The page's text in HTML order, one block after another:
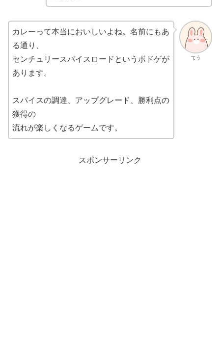
てう
カレーって本当においしいよね。名前にもあ
る通り、
センチュリースパイスロードというボドゲが
あります。
スパイスの調達、アップグレード、勝利点の
獲得の
流れが楽しくなるゲームです。
スポンサーリンク